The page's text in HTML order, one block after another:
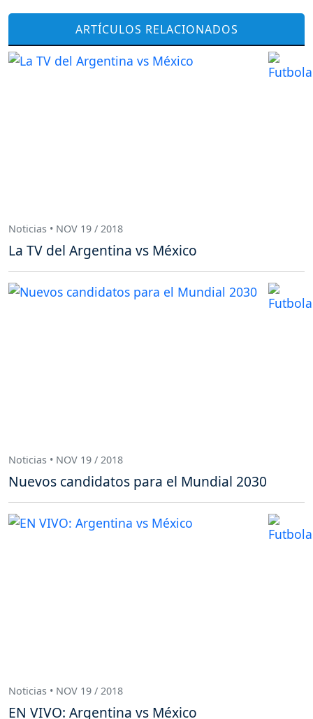
ARTÍCULOS RELACIONADOS
Noticias • NOV 19 / 2018
La TV del Argentina vs México
Noticias • NOV 19 / 2018
Nuevos candidatos para el Mundial 2030
Noticias • NOV 19 / 2018
EN VIVO: Argentina vs México